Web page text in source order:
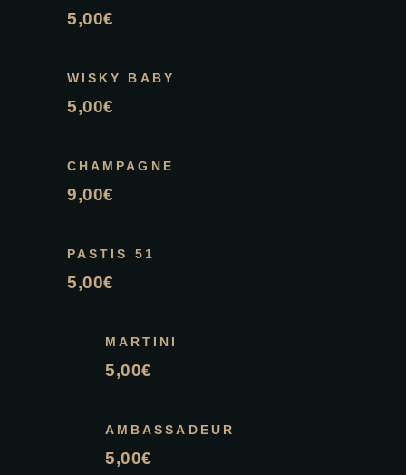
5,00€
WISKY BABY
5,00€
CHAMPAGNE
9,00€
PASTIS 51
5,00€
MARTINI
5,00€
AMBASSADEUR
5,00€